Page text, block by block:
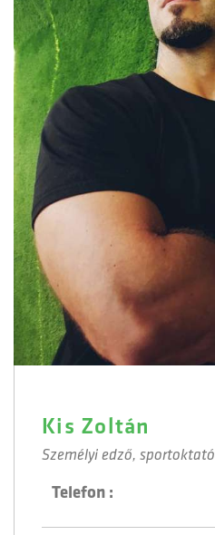
Kis Zoltán
Személyi edző, sportoktató
Telefon :